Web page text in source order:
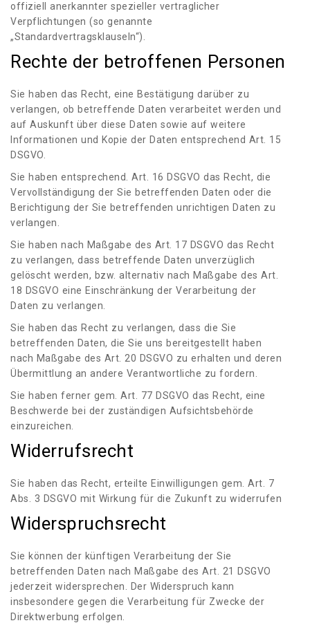
offiziell anerkannter spezieller vertraglicher
Verpflichtungen (so genannte
„Standardvertragsklauseln“).
Rechte der betroffenen Personen
Sie haben das Recht, eine Bestätigung darüber zu
verlangen, ob betreffende Daten verarbeitet werden und
auf Auskunft über diese Daten sowie auf weitere
Informationen und Kopie der Daten entsprechend Art. 15
DSGVO.
Sie haben entsprechend. Art. 16 DSGVO das Recht, die
Vervollständigung der Sie betreffenden Daten oder die
Berichtigung der Sie betreffenden unrichtigen Daten zu
verlangen.
Sie haben nach Maßgabe des Art. 17 DSGVO das Recht
zu verlangen, dass betreffende Daten unverzüglich
gelöscht werden, bzw. alternativ nach Maßgabe des Art.
18 DSGVO eine Einschränkung der Verarbeitung der
Daten zu verlangen.
Sie haben das Recht zu verlangen, dass die Sie
betreffenden Daten, die Sie uns bereitgestellt haben
nach Maßgabe des Art. 20 DSGVO zu erhalten und deren
Übermittlung an andere Verantwortliche zu fordern.
Sie haben ferner gem. Art. 77 DSGVO das Recht, eine
Beschwerde bei der zuständigen Aufsichtsbehörde
einzureichen.
Widerrufsrecht
Sie haben das Recht, erteilte Einwilligungen gem. Art. 7
Abs. 3 DSGVO mit Wirkung für die Zukunft zu widerrufen
Widerspruchsrecht
Sie können der künftigen Verarbeitung der Sie
betreffenden Daten nach Maßgabe des Art. 21 DSGVO
jederzeit widersprechen. Der Widerspruch kann
insbesondere gegen die Verarbeitung für Zwecke der
Direktwerbung erfolgen.